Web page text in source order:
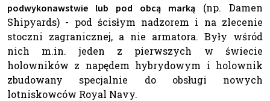
podwykonawstwie lub pod obcą marką (np. Damen
Shipyards) - pod ścisłym nadzorem i na zlecenie
stoczni zagranicznej, a nie armatora. Były wśród
nich m.in. jeden z pierwszych w świecie
holowników z napędem hybrydowym i holownik
zbudowany specjalnie do obsługi nowych
lotniskowców Royal Navy.